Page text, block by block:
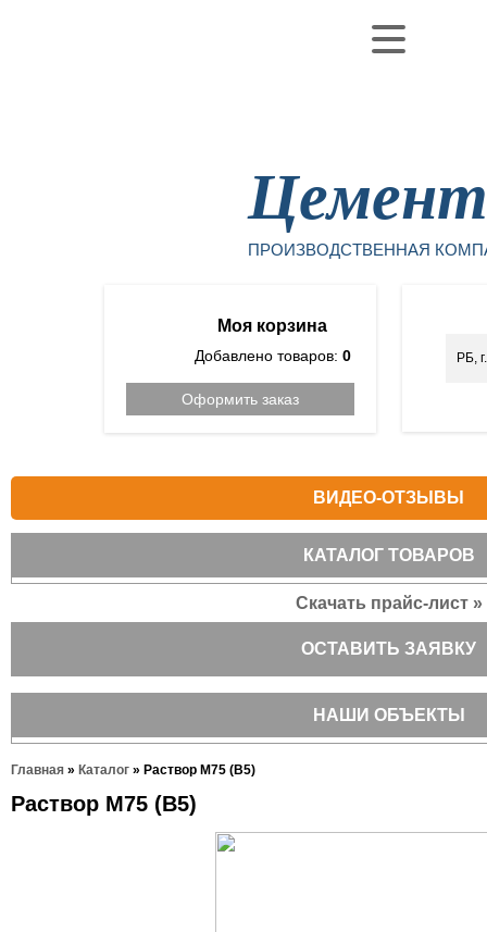
Цемент
ПРОИЗВОДСТВЕННАЯ
Моя корзина
Добавлено товаров: 0
Оформить заказ
РБ,
ВИДЕО-ОТЗЫВЫ
КАТАЛОГ ТОВАРОВ
Скачать прайс-лист »
ОСТАВИТЬ ЗАЯВКУ
НАШИ ОБЪЕКТЫ
Главная » Каталог » Раствор М75 (В5)
Раствор М75 (В5)